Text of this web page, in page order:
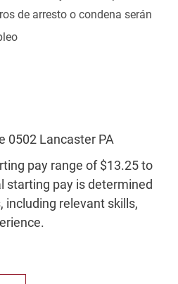
de arresto o condena serán
0502 Lancaster PA
pay range of $13.25 to
starting pay is determined
including relevant skills,